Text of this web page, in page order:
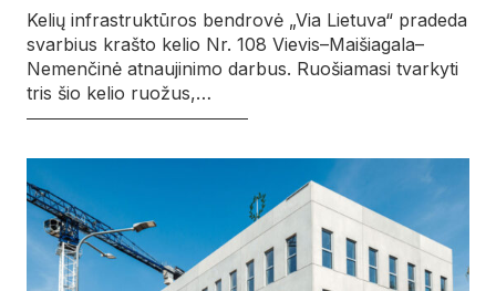
Kelių infrastruktūros bendrovė „Via Lietuva“ pradeda
svarbius krašto kelio Nr. 108 Vievis–Maišiagala–
Nemenčinė atnaujinimo darbus. Ruošiamasi tvarkyti
tris šio kelio ruožus,…